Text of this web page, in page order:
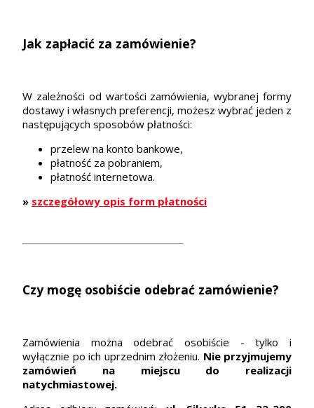
Jak zapłacić za zamówienie?
W zależności od wartości zamówienia, wybranej formy
dostawy i własnych preferencji, możesz wybrać jeden z
następujących sposobów płatności:
przelew na konto bankowe,
płatność za pobraniem,
płatność internetowa.
» szczegółowy opis form płatności
Czy mogę osobiście odebrać zamówienie?
Zamówienia można odebrać osobiście - tylko i
wyłącznie po ich uprzednim złożeniu. Nie przyjmujemy
zamówień na miejscu do realizacji
natychmiastowej.